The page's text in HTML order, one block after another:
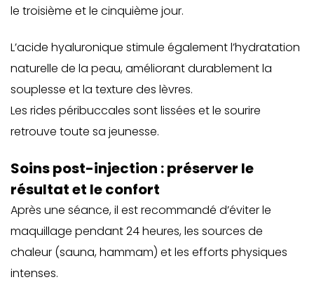
le troisième et le cinquième jour.
L’acide hyaluronique stimule également l’hydratation
naturelle de la peau, améliorant durablement la
souplesse et la texture des lèvres.
Les rides péribuccales sont lissées et le sourire
retrouve toute sa jeunesse.
Soins post-injection : préserver le
résultat et le confort
Après une séance, il est recommandé d’éviter le
maquillage pendant 24 heures, les sources de
chaleur (sauna, hammam) et les efforts physiques
intenses.